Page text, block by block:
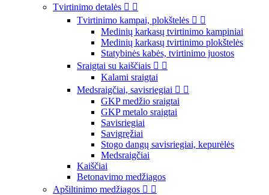
Tvirtinimo detalės  
Tvirtinimo kampai, plokštelės  
Medinių karkasų tvirtinimo kampiniai
Medinių karkasų tvirtinimo plokštelės
Statybinės kabės, tvirtinimo juostos
Sraigtai su kaiščiais  
Kalami sraigtai
Medsraigčiai, savisriegiai  
GKP medžio sraigtai
GKP metalo sraigtai
Savisriegiai
Savigręžiai
Stogo dangų savisriegiai, kepurėlės
Medsraigčiai
Kaiščiai
Betonavimo medžiagos
Apšiltinimo medžiagos  